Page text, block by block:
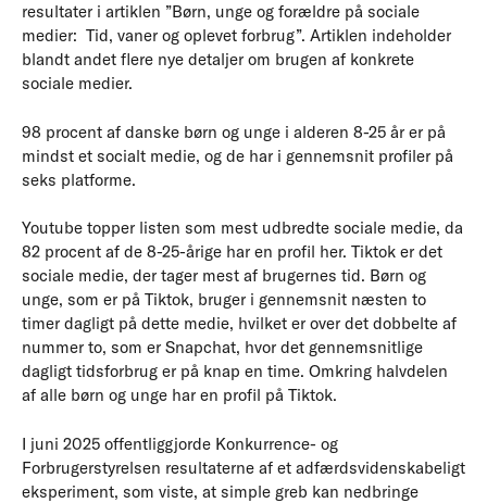
resultater i artiklen ”Børn, unge og forældre på sociale
medier: Tid, vaner og oplevet forbrug”. Artiklen indeholder
blandt andet flere nye detaljer om brugen af konkrete
sociale medier.
98 procent af danske børn og unge i alderen 8-25 år er på
mindst et socialt medie, og de har i gennemsnit profiler på
seks platforme.
Youtube topper listen som mest udbredte sociale medie, da
82 procent af de 8-25-årige har en profil her. Tiktok er det
sociale medie, der tager mest af brugernes tid. Børn og
unge, som er på Tiktok, bruger i gennemsnit næsten to
timer dagligt på dette medie, hvilket er over det dobbelte af
nummer to, som er Snapchat, hvor det gennemsnitlige
dagligt tidsforbrug er på knap en time. Omkring halvdelen
af alle børn og unge har en profil på Tiktok.
I juni 2025 offentliggjorde Konkurrence- og
Forbrugerstyrelsen resultaterne af et adfærdsvidenskabeligt
eksperiment, som viste, at simple greb kan nedbringe